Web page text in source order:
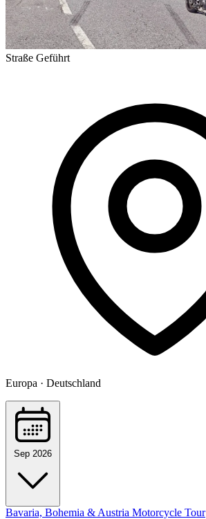
Straße Geführt
Europa · Deutschland
Sep 2026
Bavaria, Bohemia & Austria Motorcycle Tour